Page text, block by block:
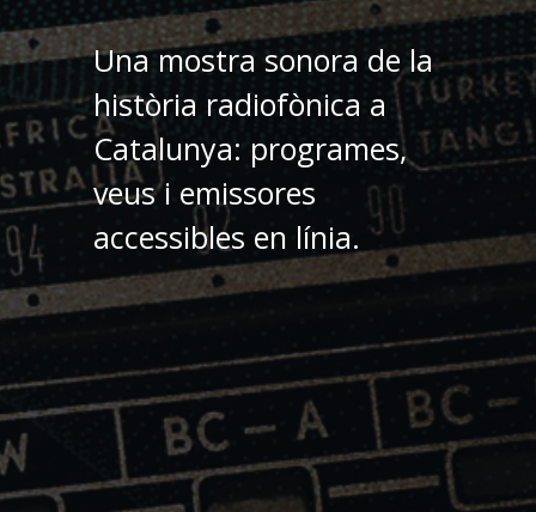
Una mostra sonora de la
història radiofònica a
Catalunya: programes,
veus i emissores
accessibles en línia.